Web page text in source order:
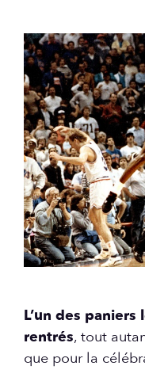
L’un des
rentrés, tout
que pour la